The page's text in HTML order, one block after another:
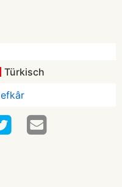
Türkisch
efkâr